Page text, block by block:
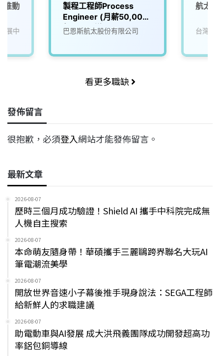
推動
展中
製程工程師Process
Engineer (月薪50,000
起，可面議)
巴恩斯航太股份有限公司
航太
台灣穗
看更多職缺
發佈留言
很抱歉，必須登入網站才能發佈留言。
最新文章
2026-08-07
歷時三個月成功驗證！Shield AI 攜手中科院完成無
人機自主搜索
2026-08-07
本命萌友隨身帶！華碩攜手三麗鷗跨界聯名大玩AI
筆電潮流美學
2026-08-07
開放世界音速小子幕後推手現身說法：SEGA工程師
給新鮮人的求職建議
2026-08-07
助電動車與AI發展 成大洪飛義團隊成功開發超高功
率鋁包銅導線